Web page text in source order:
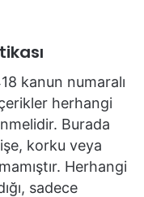
kanun numaralı
herhangi
Burada
korku veya
Herhangi
sadece